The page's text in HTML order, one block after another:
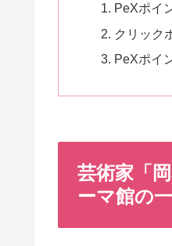
PeXポイ
クリック
PeXポイ
芸術家「
ーマ館の